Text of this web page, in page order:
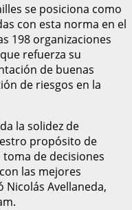
se posiciona como
con esta norma en el
198 organizaciones
refuerza su
de buenas
de riesgos en la
la solidez de
propósito de
de decisiones
las mejores
Nicolás Avellaneda,